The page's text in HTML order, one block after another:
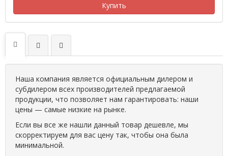
Купить
Наша компания является официальным дилером и
субдилером всех производителей предлагаемой
продукции, что позволяет нам гарантировать: наши
цены — самые низкие на рынке.
Если вы все же нашли данный товар дешевле, мы
скорректируем для вас цену так, чтобы она была
минимальной.